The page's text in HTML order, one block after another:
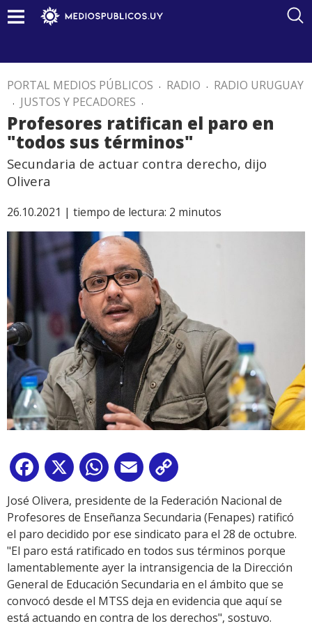
PORTAL MEDIOS PÚBLICOS . RADIO . RADIO URUGUAY
. JUSTOS Y PECADORES .
Profesores ratifican el paro en
"todos sus términos"
Secundaria de actuar contra derecho, dijo
Olivera
26.10.2021 | tiempo de lectura: 2 minutos
Facebook
X WhatsApp
Email
Link
José Olivera, presidente de la Federación Nacional de
Profesores de Enseñanza Secundaria (Fenapes) ratificó
el paro decidido por ese sindicato para el 28 de octubre.
"El paro está ratificado en todos sus términos porque
lamentablemente ayer la intransigencia de la Dirección
General de Educación Secundaria en el ámbito que se
convocó desde el MTSS deja en evidencia que aquí se
está actuando en contra de los derechos", sostuvo.